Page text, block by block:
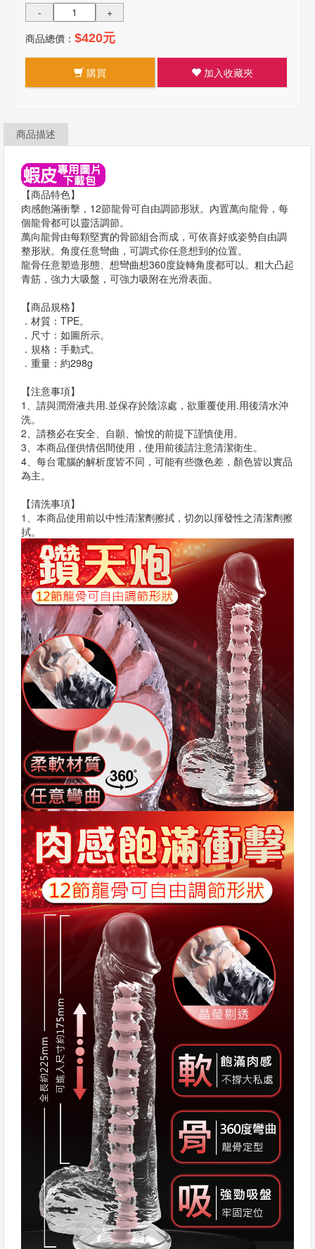
-
+
商品總價： $420元
購買 加入收藏夾
商品描述
【商品特色】
肉感飽滿衝擊，12節龍骨可自由調節形狀。內置萬向龍骨，每
個龍骨都可以靈活調節。
萬向龍骨由每顆堅實的骨節組合而成，可依喜好或姿勢自由調
整形狀。角度任意彎曲，可調式你任意想到的位置。
龍骨任意塑造形態、想彎曲想360度旋轉角度都可以。粗大凸起
青筋，強力大吸盤，可強力吸附在光滑表面。
【商品規格】
．材質：TPE。
．尺寸：如圖所示。
．規格：手動式。
．重量：約298g
【注意事項】
1、請與潤滑液共用.並保存於陰涼處，欲重覆使用.用後清水沖
洗。
2、請務必在安全、自願、愉悅的前提下謹慎使用。
3、本商品僅供情侶間使用，使用前後請注意清潔衛生。
4、每台電腦的解析度皆不同，可能有些微色差，顏色皆以實品
為主。
【清洗事項】
1、本商品使用前以中性清潔劑擦拭，切勿以揮發性之清潔劑擦
拭。